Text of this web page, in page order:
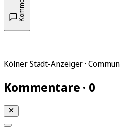
Kölner Stadt-Anzeiger ·
Kommentare · 0